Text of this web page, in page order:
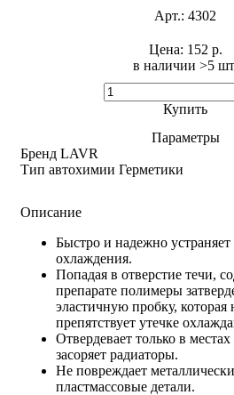
Арт.: 4302
в наличии >5
Цена: 152 р.
Купить
Параметры
Бренд LAVR
Тип автохимии Герметики
Описание
Быстро и надежно устраняет
охлаждения.
Попадая в отверстие течи,
препарате полимеры
эластичную пробку, которая
препятствует утечке
Отвердевает только в
засоряет радиаторы.
Не повреждает
пластмассовые детали.